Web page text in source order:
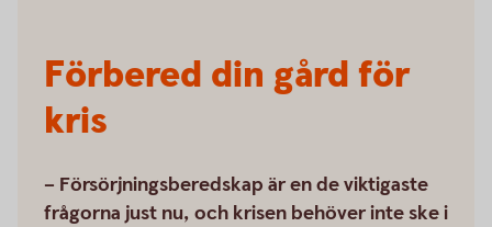
Förbered din gård för
kris
– Försörjningsberedskap är en de viktigaste
frågorna just nu, och krisen behöver inte ske i